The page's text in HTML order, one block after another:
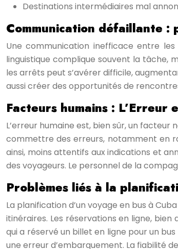
Destinations intermédiaires mal
Communication défaillante
Une communication inefficace entre
linguistique complique souvent la tâche,
les arrêts peut s’avérer difficile,
aussi créer des opportunités de
Facteurs humains : L’Erreur
L’erreur humaine est, bien sûr, un facteur
commettre des erreurs, notamment en
ainsi, moins attentifs aux indications et
des voyageurs. Le personnel de la
Problèmes liés à la
La planification d’un voyage en bus à
itinéraires. Les réservations en ligne,
qui a réservé un billet en ligne pour un
une erreur d’embarquement. La fiabilité